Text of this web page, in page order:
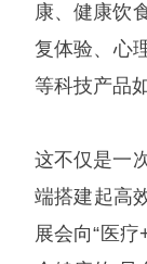
康、健康饮
复体验、心
等科技产品
这不仅是一
端搭建起高
展会向“医